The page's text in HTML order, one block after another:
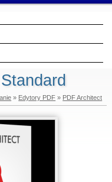
» Edytory PDF » PDF Architect